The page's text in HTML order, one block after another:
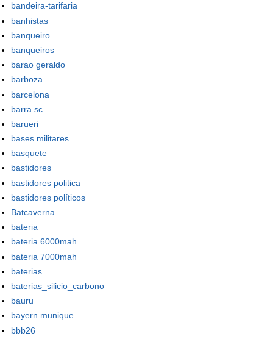
bandeira-tarifaria
banhistas
banqueiro
banqueiros
barao geraldo
barboza
barcelona
barra sc
barueri
bases militares
basquete
bastidores
bastidores politica
bastidores políticos
Batcaverna
bateria
bateria 6000mah
bateria 7000mah
baterias
baterias_silicio_carbono
bauru
bayern munique
bbb26